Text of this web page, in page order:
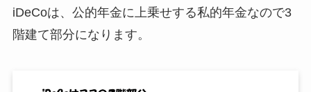
iDeCoは、公的年金に上乗せする私的年金なので3
階建て部分になります。